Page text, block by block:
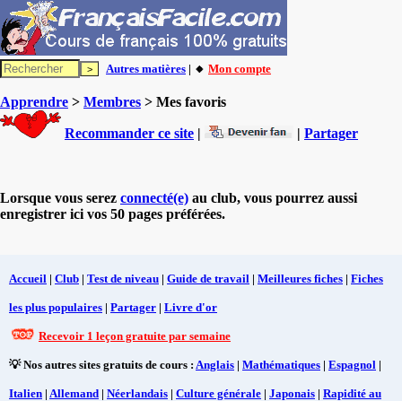
Autres matières | 🔸 Mon compte
Apprendre > Membres > Mes favoris
Recommander ce site | | Partager
Lorsque vous serez connecté(e) au club, vous pourrez aussi
enregistrer ici vos 50 pages préférées.
Accueil | Club | Test de niveau | Guide de travail | Meilleures fiches | Fiches
les plus populaires | Partager | Livre d'or
Recevoir 1 leçon gratuite par semaine
💡 Nos autres sites gratuits de cours : Anglais | Mathématiques | Espagnol |
Italien | Allemand | Néerlandais | Culture générale | Japonais | Rapidité au